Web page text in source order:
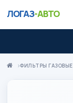
ЛОГАЗ-АВТО
ФИЛЬТРЫ ГАЗОВЫЕ